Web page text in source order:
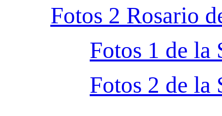
Fotos 2 Rosario
Fotos 1 de la
Fotos 2 de la